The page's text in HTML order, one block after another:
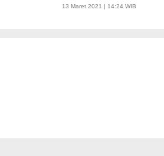
13 Maret 2021 | 14:24 WIB